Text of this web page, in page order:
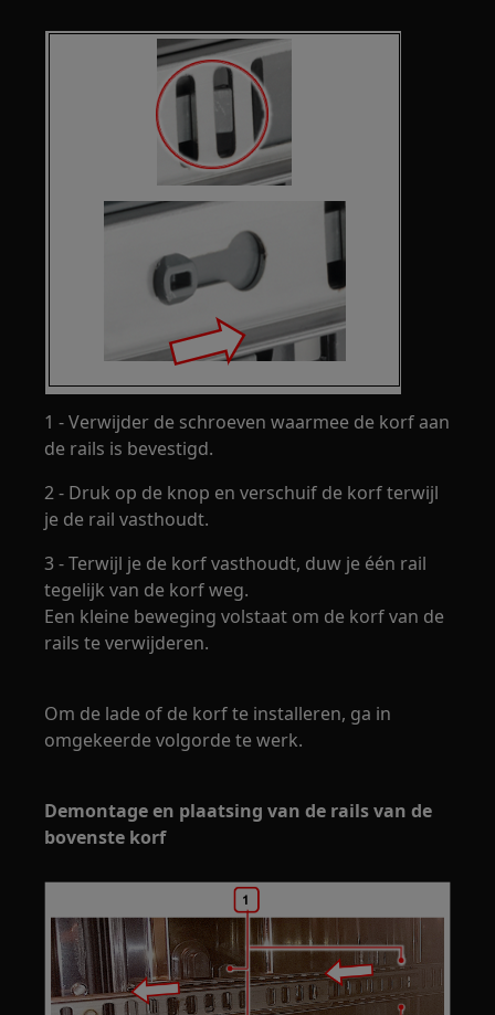
1 - Verwijder de schroeven waarmee de korf aan
de rails is bevestigd.
2 - Druk op de knop en verschuif de korf terwijl
je de rail vasthoudt.
3 - Terwijl je de korf vasthoudt, duw je één rail
tegelijk van de korf weg.
Een kleine beweging volstaat om de korf van de
rails te verwijderen.
Om de lade of de korf te installeren, ga in
omgekeerde volgorde te werk.
Demontage en plaatsing van de rails van de
bovenste korf